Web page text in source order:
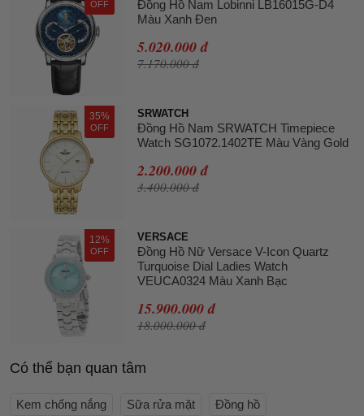
OFF
Đồng Hồ Nam Lobinni LB16015G-D4
Màu Xanh Đen
5.020.000 đ
7.170.000 đ
35%
OFF
SRWATCH
Đồng Hồ Nam SRWATCH Timepiece
Watch SG1072.1402TE Màu Vàng Gold
2.200.000 đ
3.400.000 đ
12%
OFF
VERSACE
Đồng Hồ Nữ Versace V-Icon Quartz
Turquoise Dial Ladies Watch
VEUCA0324 Màu Xanh Bạc
15.900.000 đ
18.000.000 đ
Có thể bạn quan tâm
Kem chống nắng Sữa rửa mặt Đồng hồ